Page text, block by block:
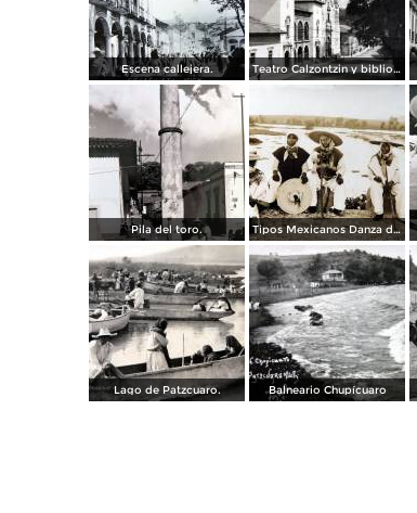
Escena callejera. Teatro Calzontzin y biblioteca publica.
Pila del toro. Tipos Mexicanos Danza de Los viejitos..
Lago de Patzcuaro. Balneario Chupícuaro